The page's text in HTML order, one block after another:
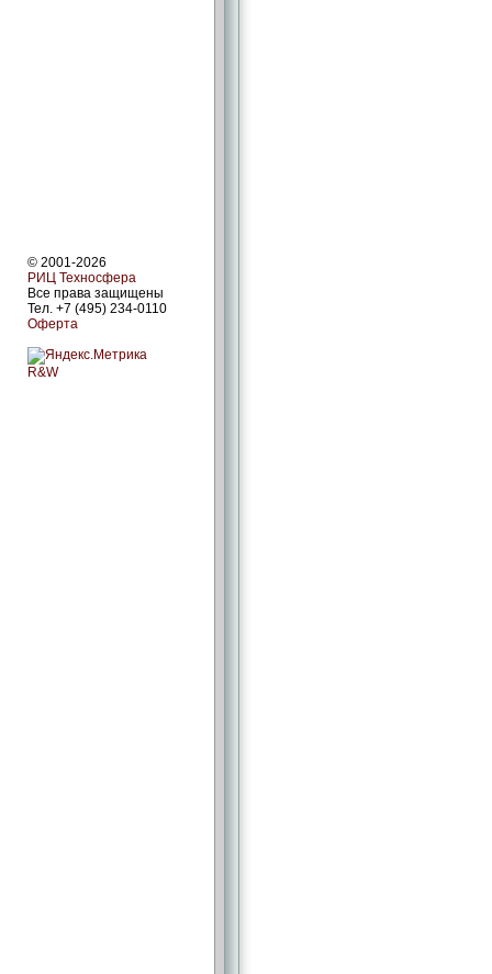
© 2001-2026
РИЦ Техносфера
Все права защищены
Тел. +7 (495) 234-0110
Оферта
R&W